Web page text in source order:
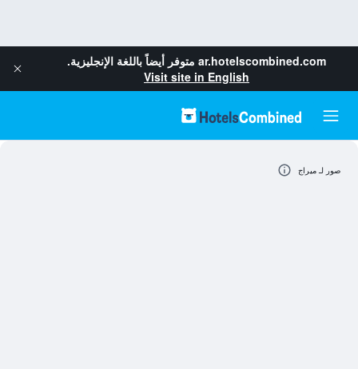
ar.hotelscombined.com متوفر أيضاً باللغة الإنجليزية.
Visit site in English
صور لـ ميراج